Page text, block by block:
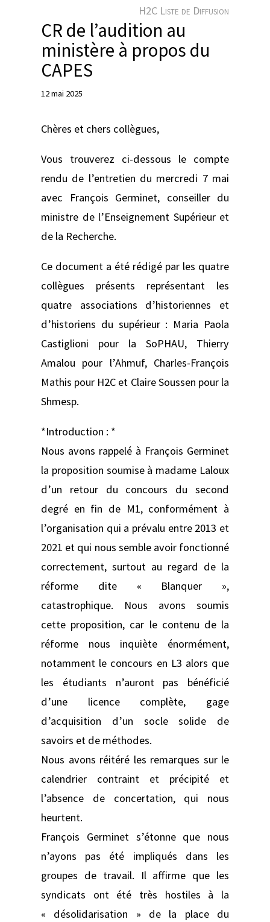
r
H2C Liste de Diffusion
CR de l’audition au
ministère à propos du
CAPES
12 mai 2025
Chères et chers collègues,
Vous trouverez ci-dessous le compte
rendu de l’entretien du mercredi 7 mai
avec François Germinet, conseiller du
ministre de l’Enseignement Supérieur et
de la Recherche.
Ce document a été rédigé par les quatre
collègues présents représentant les
quatre associations d’historiennes et
d’historiens du supérieur : Maria Paola
Castiglioni pour la SoPHAU, Thierry
Amalou pour l’Ahmuf, Charles-François
Mathis pour H2C et Claire Soussen pour la
Shmesp.
*Introduction : *
Nous avons rappelé à François Germinet
la proposition soumise à madame Laloux
d’un retour du concours du second
degré en fin de M1, conformément à
l’organisation qui a prévalu entre 2013 et
2021 et qui nous semble avoir fonctionné
correctement, surtout au regard de la
réforme dite « Blanquer »,
catastrophique. Nous avons soumis
cette proposition, car le contenu de la
réforme nous inquiète énormément,
notamment le concours en L3 alors que
les étudiants n’auront pas bénéficié
d’une licence complète, gage
d’acquisition d’un socle solide de
savoirs et de méthodes.
Nous avons réitéré les remarques sur le
calendrier contraint et précipité et
l’absence de concertation, qui nous
heurtent.
François Germinet s’étonne que nous
n’ayons pas été impliqués dans les
groupes de travail. Il affirme que les
syndicats ont été très hostiles à la
« désolidarisation » de la place du